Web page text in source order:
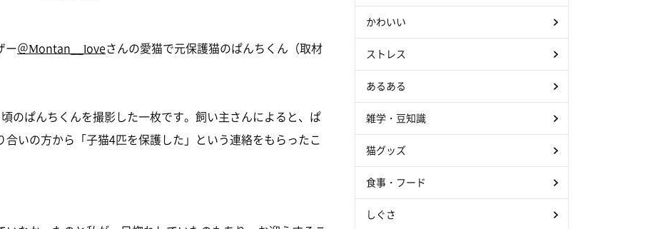
ー＠Montan__loveさんの愛猫で元保護猫のぱんちくん（取材
のぱんちくんを撮影した一枚です。飼い主さんによると、ぱ
いの方から「子猫4匹を保護した」という連絡をもらったこ
かわいい
ストレス
あるある
雑学・豆知識
猫グッズ
食事・フード
しぐさ